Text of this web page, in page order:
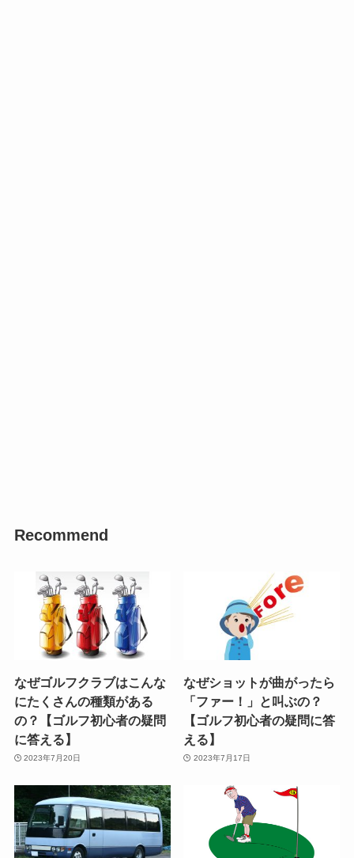
Recommend
なぜゴルフクラブはこんな
にたくさんの種類がある
の？【ゴルフ初心者の疑問
に答える】
2023年7月20日
なぜショットが曲がったら
「ファー！」と叫ぶの？
【ゴルフ初心者の疑問に答
える】
2023年7月17日